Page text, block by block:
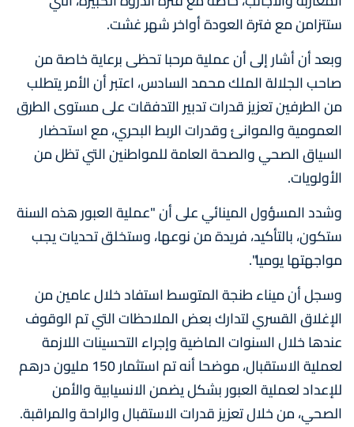
ستتزامن مع فترة العودة أواخر شهر غشت.
وبعد أن أشار إلى أن عملية مرحبا تحظى برعاية خاصة من
صاحب الجلالة الملك محمد السادس، اعتبر أن الأمر يتطلب
من الطرفين تعزيز قدرات تدبير التدفقات على مستوى الطرق
العمومية والموانئ وقدرات الربط البحري، مع استحضار
السياق الصحي والصحة العامة للمواطنين التي تظل من
الأولويات.
وشدد المسؤول المينائي على أن "عملية العبور هذه السنة
ستكون، بالتأكيد، فريدة من نوعها، وستخلق تحديات يجب
مواجهتها يوميا".
وسجل أن ميناء طنجة المتوسط استفاد خلال عامين من
الإغلاق القسري لتدارك بعض الملاحظات التي تم الوقوف
عندها خلال السنوات الماضية وإجراء التحسينات اللازمة
لعملية الاستقبال، موضحا أنه تم استثمار 150 مليون درهم
للإعداد لعملية العبور بشكل يضمن الانسيابية والأمن
الصحي، من خلال تعزيز قدرات الاستقبال والراحة والمراقبة.